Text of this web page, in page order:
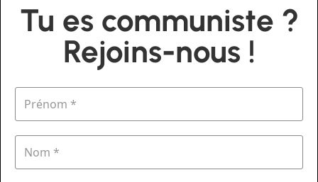
Tu es communiste ?
Rejoins-nous !